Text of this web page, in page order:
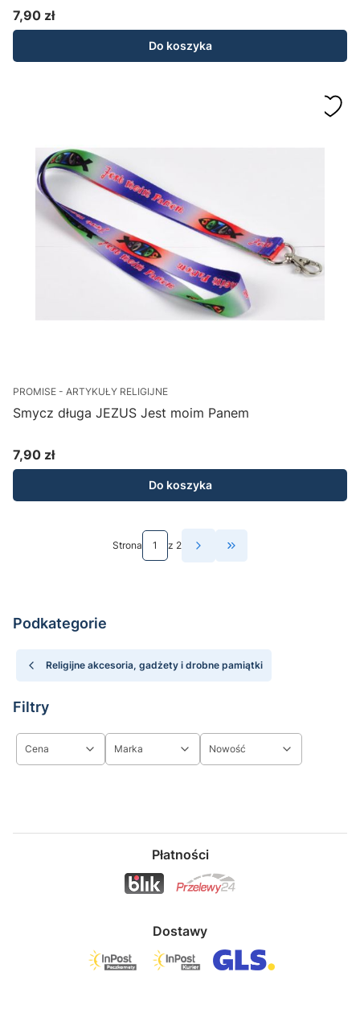
Cena
7,90 zł
Do koszyka
PROMISE - ARTYKUŁY RELIGIJNE
Smycz długa JEZUS Jest moim Panem
Cena
7,90 zł
Do koszyka
Strona z 2 Przejdź do ostatniej
Podkategorie
Religijne akcesoria, gadżety i drobne pamiątki
Filtry
Cena Marka Nowość
Płatności
Dostawy